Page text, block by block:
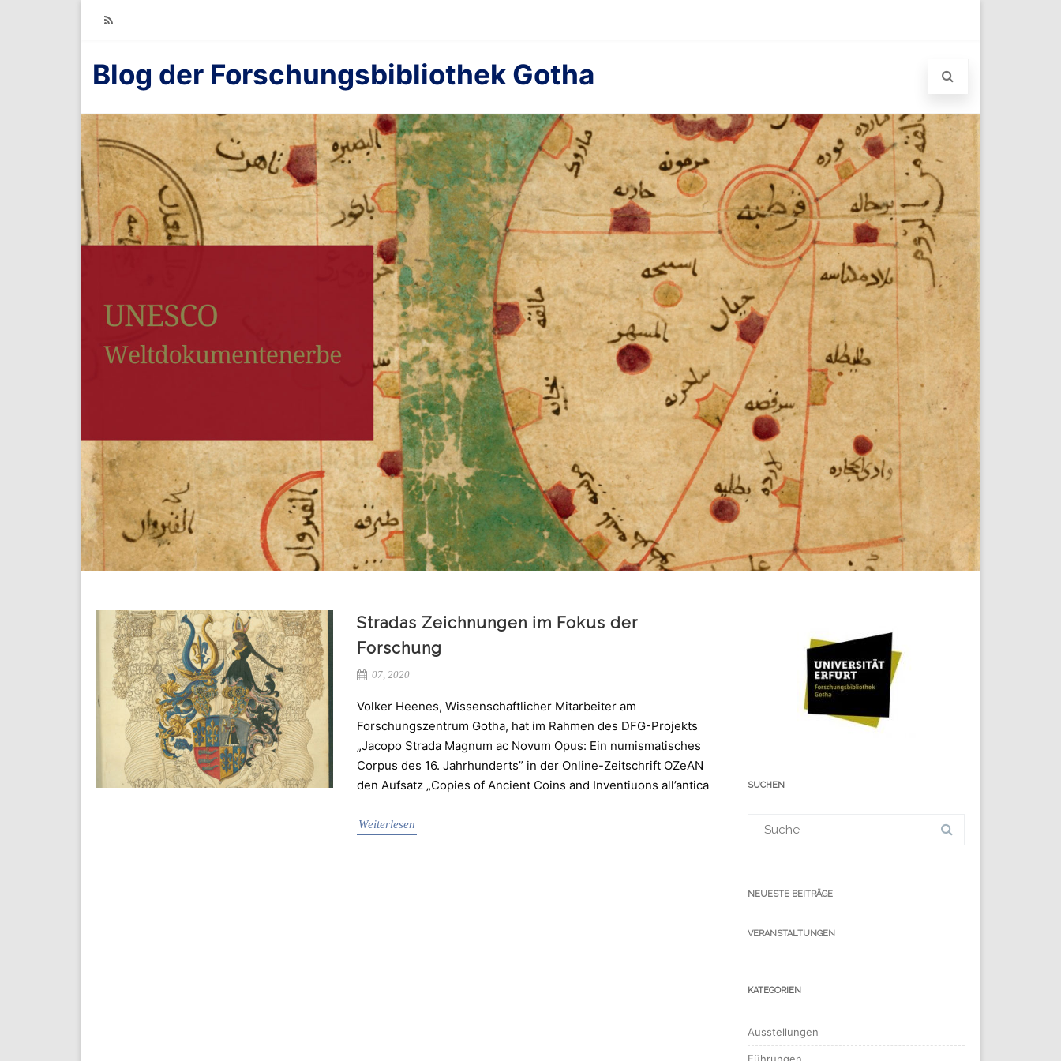
RSS
Blog der Forschungsbibliothek Gotha
Stradas Zeichnungen im Fokus der
Forschung
07, 2020
Volker Heenes, Wissenschaftlicher Mitarbeiter am
Forschungszentrum Gotha, hat im Rahmen des DFG-Projekts
„Jacopo Strada Magnum ac Novum Opus: Ein numismatisches
Corpus des 16. Jahrhunderts” in der Online-Zeitschrift OZeAN
den Aufsatz „Copies of Ancient Coins and Inventiuons all’antica
Weiterlesen
SUCHEN
für:
NEUESTE BEITRÄGE
VERANSTALTUNGEN
KATEGORIEN
Ausstellungen
Führungen